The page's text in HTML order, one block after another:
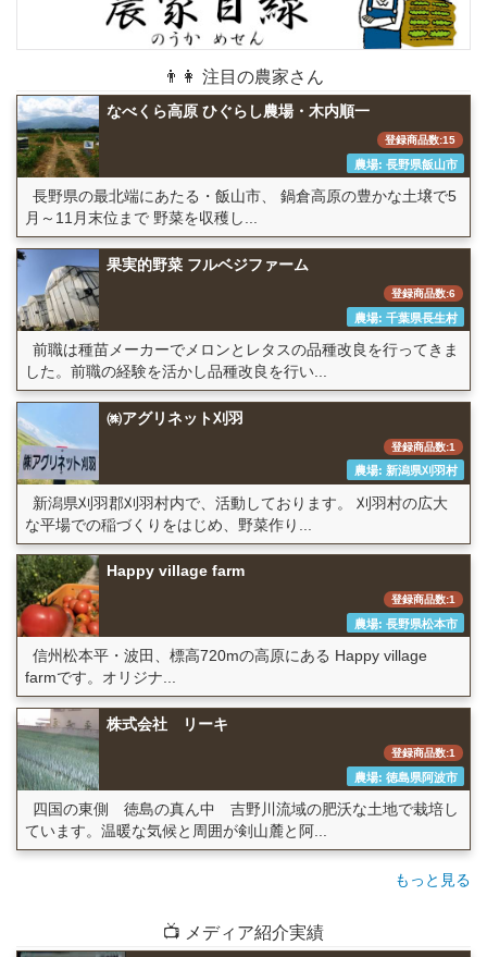
👨👩 注目の農家さん
なべくら高原 ひぐらし農場・木内順一
登録商品数:15
農場: 長野県飯山市
長野県の最北端にあたる・飯山市、 鍋倉高原の豊かな土壌で5
月～11月末位まで 野菜を収穫し...
果実的野菜 フルベジファーム
登録商品数:6
農場: 千葉県長生村
前職は種苗メーカーでメロンとレタスの品種改良を行ってきま
した。前職の経験を活かし品種改良を行い...
㈱アグリネット刈羽
登録商品数:1
農場: 新潟県刈羽村
新潟県刈羽郡刈羽村内で、活動しております。 刈羽村の広大
な平場での稲づくりをはじめ、野菜作り...
Happy village farm
登録商品数:1
農場: 長野県松本市
信州松本平・波田、標高720mの高原にある Happy village
farmです。オリジナ...
株式会社 リーキ
登録商品数:1
農場: 徳島県阿波市
四国の東側 徳島の真ん中 吉野川流域の肥沃な土地で栽培し
ています。温暖な気候と周囲が剣山麓と阿...
もっと見る
📺 メディア紹介実績